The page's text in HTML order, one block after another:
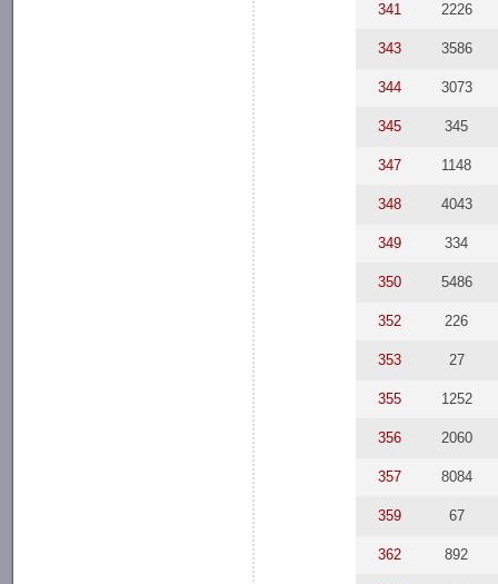
341 2226
343 3586
344 3073
345 345
347 1148
348 4043
349 334
350 5486
352 226
353 27
355 1252
356 2060
357 8084
359 67
362 892